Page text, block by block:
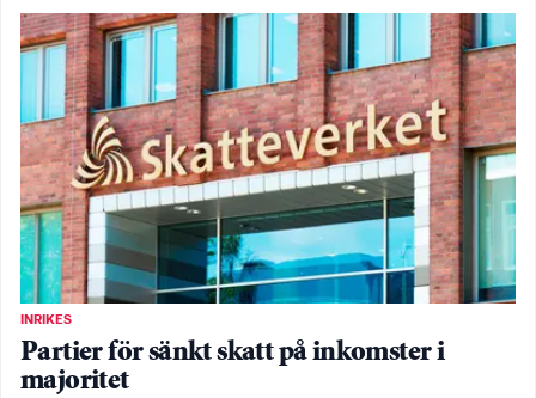
INRIKES
Partier för sänkt skatt på inkomster i
majoritet